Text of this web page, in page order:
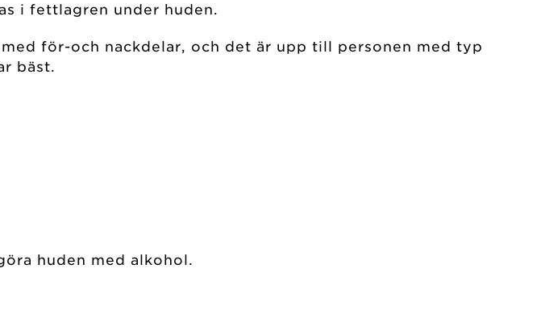
i fettlagren under huden.
för-och nackdelar, och det är upp till personen med typ
bäst.
huden med alkohol.